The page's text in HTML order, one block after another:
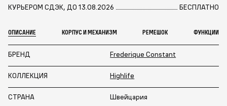
КУРЬЕРОМ СДЭК, ДО 13.08.2026
БЕСПЛАТНО
ОПИСАНИЕ КОРПУС И МЕХАНИЗМ РЕМЕШОК ФУНКЦИИ
БРЕНД Frederique Constant
КОЛЛЕКЦИЯ Highlife
СТРАНА Швейцария